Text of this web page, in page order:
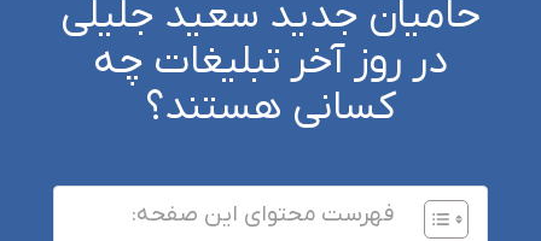
حامیان جدید سعید جلیلی
در روز آخر تبلیغات چه
کسانی هستند؟
فهرست محتوای این صفحه: